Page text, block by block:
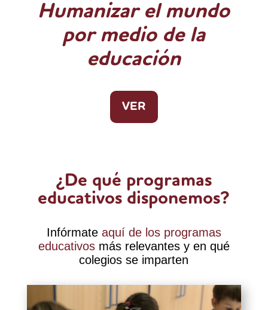
Humanizar el mundo
por medio de la
educación
VER
¿De qué programas
educativos disponemos?
Infórmate aquí de los programas
educativos más relevantes y en qué
colegios se imparten